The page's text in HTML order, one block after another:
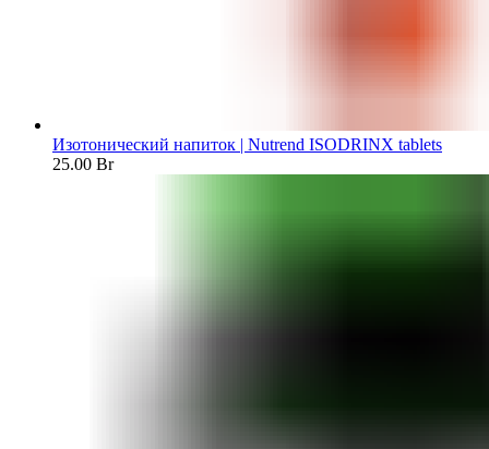
Изотонический напиток | Nutrend ISODRINX tablets
25.00 Br